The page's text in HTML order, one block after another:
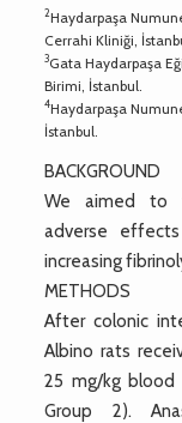
2Haydarpaşa
Cerrahi Kliniği,
3Gata Haydarpaşa
Birimi, İstanbul.
4Haydarpaşa
İstanbul.
BACKGROUND
We aimed to
adverse
increasing
METHODS
After colonic
Albino rats
25 mg/kg blood
Group 2).